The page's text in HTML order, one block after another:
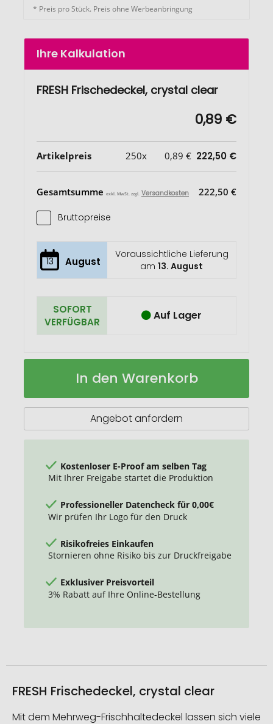
* Preis pro Stück. Preis ohne Werbeanbringung
Ihre Kalkulation
FRESH Frischedeckel, crystal clear
0,89 €
Artikelpreis 250x 0,89 € 222,50 €
Gesamtsumme exkl. MwSt. zzgl. Versandkosten 222,50 €
Bruttopreise
13 August
Voraussichtliche Lieferung
am13. August
SOFORT
VERFÜGBAR
Auf Lager
FRESH
Frischedeckel
Auf
In den Warenkorb
Angebot anfordern
Kostenloser E-Proof am selben Tag
Mit Ihrer Freigabe startet die Produktion
Professioneller Datencheck für 0,00€
Wir prüfen Ihr Logo für den Druck
Risikofreies Einkaufen
Stornieren ohne Risiko bis zur Druckfreigabe
Exklusiver Preisvorteil
3% Rabatt auf Ihre Online-Bestellung
FRESH Frischedeckel, crystal clear
Mit dem Mehrweg-Frischhaltedeckel lassen sich viele